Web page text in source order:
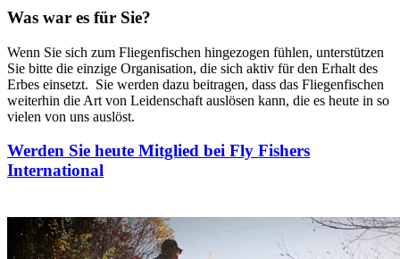
Was war es für Sie?
Wenn Sie sich zum Fliegenfischen hingezogen fühlen, unterstützen
Sie bitte die einzige Organisation, die sich aktiv für den Erhalt des
Erbes einsetzt. Sie werden dazu beitragen, dass das Fliegenfischen
weiterhin die Art von Leidenschaft auslösen kann, die es heute in so
vielen von uns auslöst.
Werden Sie heute Mitglied bei Fly Fishers
International